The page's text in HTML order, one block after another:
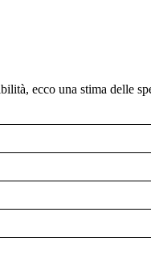
ecco una stima delle